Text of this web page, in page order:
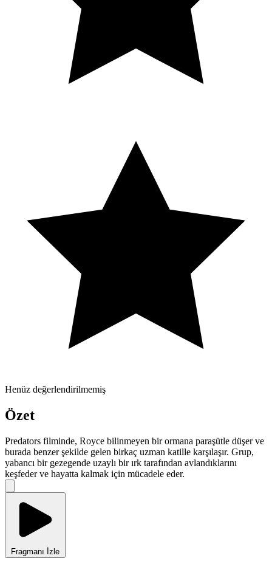
Henüz değerlendirilmemiş
Özet
Predators filminde, Royce bilinmeyen bir ormana paraşütle düşer ve
burada benzer şekilde gelen birkaç uzman katille karşılaşır. Grup,
yabancı bir gezegende uzaylı bir ırk tarafından avlandıklarını
keşfeder ve hayatta kalmak için mücadele eder.
Fragmanı İzle